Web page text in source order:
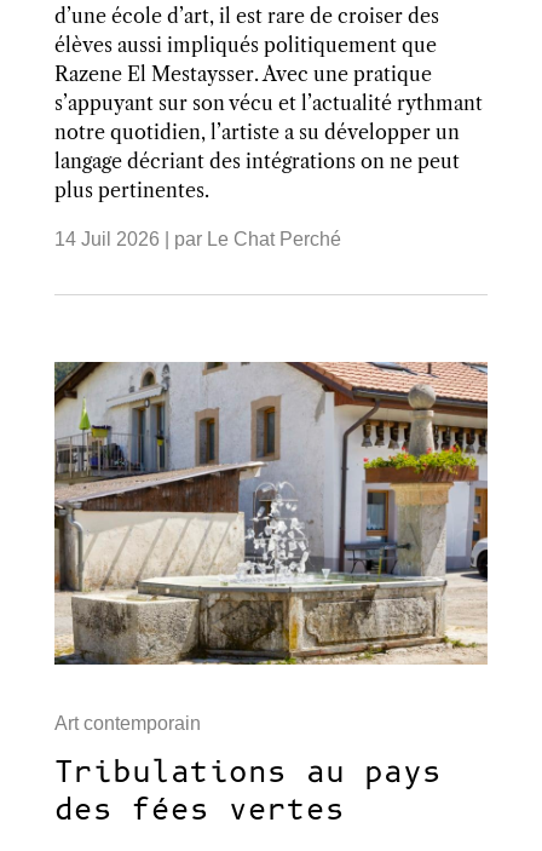
d’une école d’art, il est rare de croiser des
élèves aussi impliqués politiquement que
Razene El Mestaysser. Avec une pratique
s’appuyant sur son vécu et l’actualité rythmant
notre quotidien, l’artiste a su développer un
langage décriant des intégrations on ne peut
plus pertinentes.
14 Juil 2026 | par Le Chat Perché
Art contemporain
Tribulations au pays
des fées vertes